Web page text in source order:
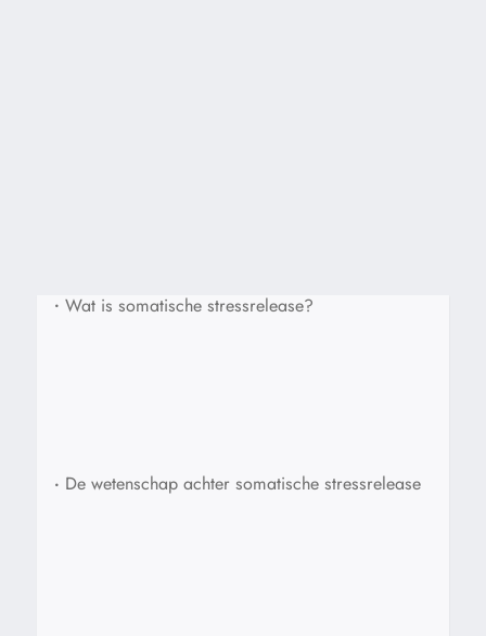
• Wat is somatische stressrelease?
• De wetenschap achter somatische stressrelease